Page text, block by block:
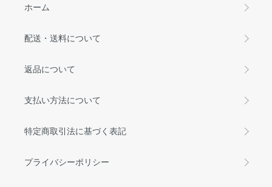
ホーム
配送・送料について
返品について
支払い方法について
特定商取引法に基づく表記
プライバシーポリシー